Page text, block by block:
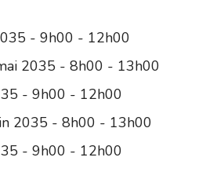
- 9h00 - 12h00
2035 - 8h00 - 13h00
- 9h00 - 12h00
2035 - 8h00 - 13h00
- 9h00 - 12h00